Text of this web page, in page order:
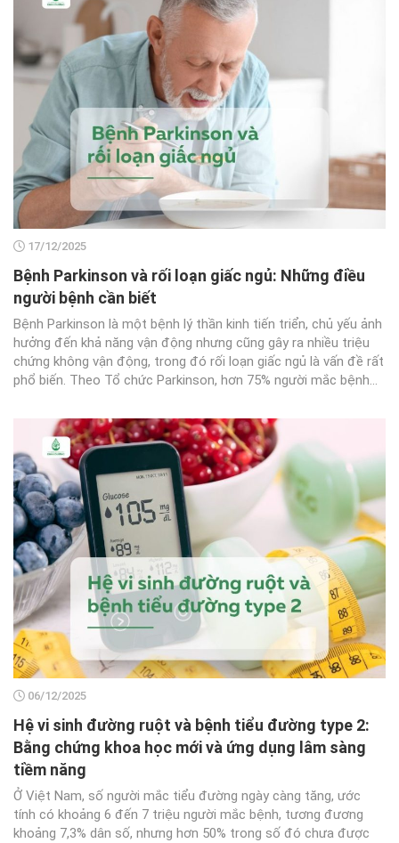
17/12/2025
Bệnh Parkinson và rối loạn giấc ngủ: Những điều
người bệnh cần biết
Bệnh Parkinson là một bệnh lý thần kinh tiến triển, chủ yếu ảnh
hưởng đến khả năng vận động nhưng cũng gây ra nhiều triệu
chứng không vận động, trong đó rối loạn giấc ngủ là vấn đề rất
phổ biến. Theo Tổ chức Parkinson, hơn 75% người mắc bệnh...
06/12/2025
Hệ vi sinh đường ruột và bệnh tiểu đường type 2:
Bằng chứng khoa học mới và ứng dụng lâm sàng
tiềm năng
Ở Việt Nam, số người mắc tiểu đường ngày càng tăng, ước
tính có khoảng 6 đến 7 triệu người mắc bệnh, tương đương
khoảng 7,3% dân số, nhưng hơn 50% trong số đó chưa được